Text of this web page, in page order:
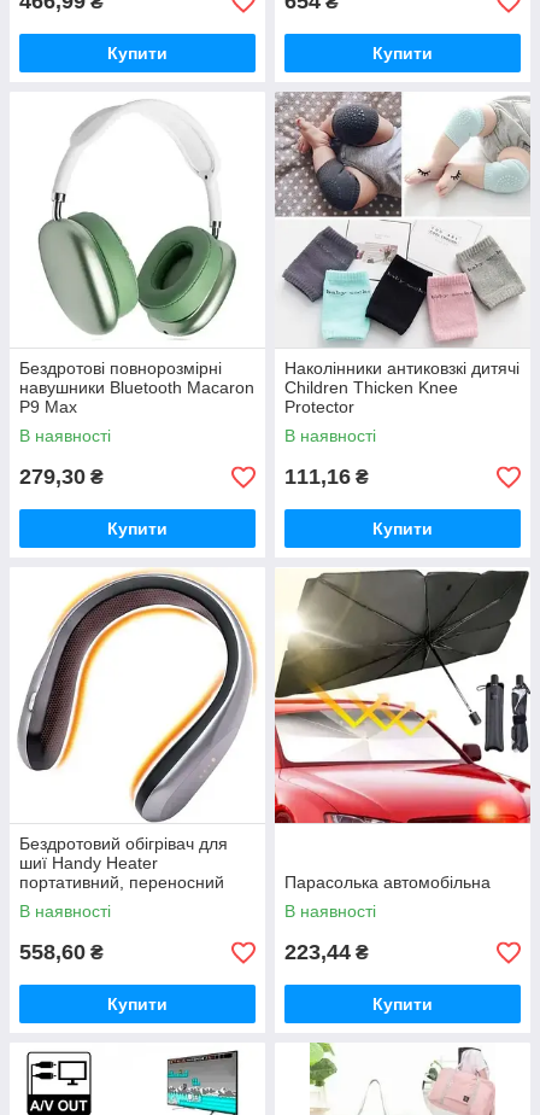
Купити Купити
Бездротові повнорозмірні
навушники Bluetooth Macaron
P9 Max
В наявності
279,30 ₴
Купити
Наколінники антиковзкі дитячі
Children Thicken Knee
Protector
В наявності
111,16 ₴
Купити
Бездротовий обігрівач для
шиї Handy Heater
портативний, переносний
обігрівач для шиї
В наявності
558,60 ₴
Купити
Парасолька автомобільна
В наявності
223,44 ₴
Купити